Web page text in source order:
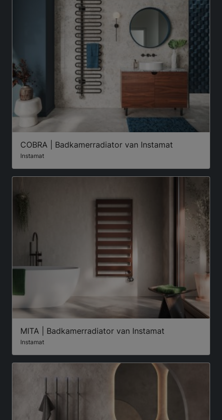
COBRA | Badkamerradiator van Instamat
Instamat
MITA | Badkamerradiator van Instamat
Instamat